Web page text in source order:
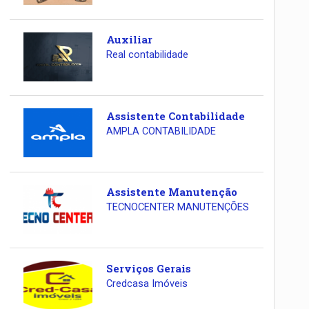
Auxiliar
Real contabilidade
Assistente Contabilidade
AMPLA CONTABILIDADE
Assistente Manutenção
TECNOCENTER MANUTENÇÕES
Serviços Gerais
Credcasa Imóveis